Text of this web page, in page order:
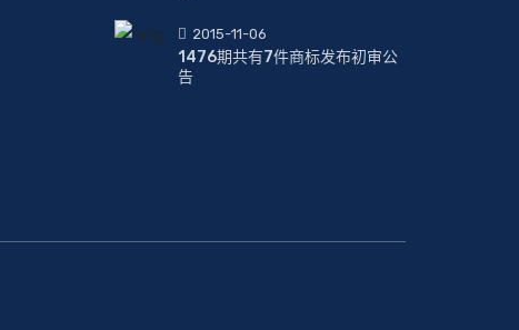
2015-11-06
1476期共有7件商标发布初审公
告